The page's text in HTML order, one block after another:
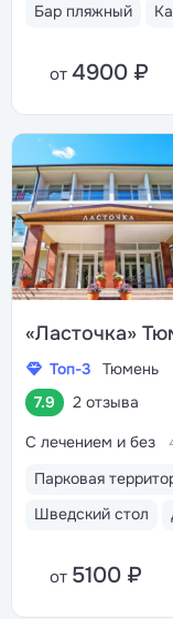
Бар пляжный
от 4900 ₽
«Ласточка»
Топ-3
Тюмень
7.9
2 отзыва
Парковая
Шведский стол
С лечением и без
от 5100 ₽